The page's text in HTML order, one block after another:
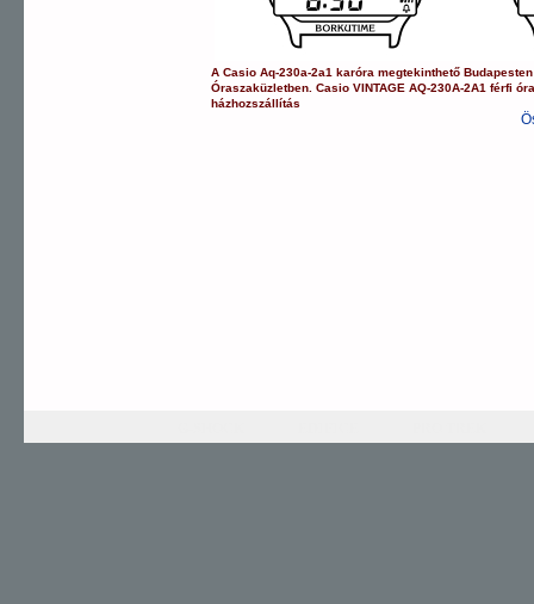
ACasio Aq-230a-2a1 karóra megtekinthető
Óraszaküzletben.Casio VINTAGE AQ-230A-2A1 férfi
házhozszállítás